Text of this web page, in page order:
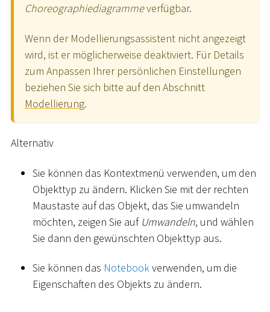
Choreographiediagrammeverfügbar.
Wenn der Modellierungsassistent nicht angezeigt
wird, ist er möglicherweise deaktiviert. Für Details
zum Anpassen Ihrer persönlichen Einstellungen
beziehen Sie sich bitte auf den Abschnitt
Modellierung.
Alternativ
Sie können das Kontextmenü verwenden, um den
Objekttyp zu ändern. Klicken Sie mit der rechten
Maustaste auf das Objekt, das Sie umwandeln
möchten, zeigen Sie auf Umwandeln, und wählen
Sie dann den gewünschten Objekttyp aus.
Sie können das Notebookverwenden, um die
Eigenschaften des Objekts zu ändern.